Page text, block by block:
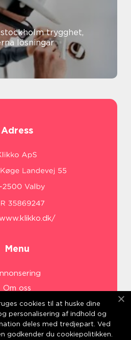
trygghet,
lösningar
Adress
Menu
Om oss
Cookies
oss
Sitemap
cookies til at huske dine
personalisering af indhold og
deles med tredjepart. Ved
godkender du cookiepolitikken.